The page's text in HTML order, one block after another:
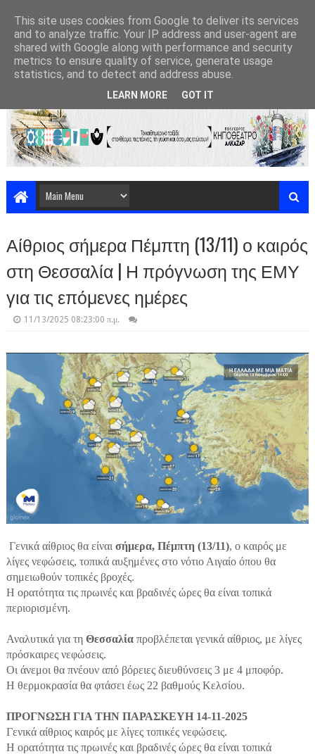
Αίθριος σήμερα Πέμπτη (13/11) ο καιρός
στη Θεσσαλία | Η πρόγνωση της ΕΜΥ
για τις επόμενες ημέρες
11/13/2025 08:23:00 π.μ.
Γενικά αίθριος θα είναι σήμερα, Πέμπτη (13/11), ο καιρός με
λίγες νεφώσεις, τοπικά αυξημένες στο νότιο Αιγαίο όπου θα
σημειωθούν τοπικές βροχές.
Η ορατότητα τις πρωινές και βραδινές ώρες θα είναι τοπικά
περιορισμένη.
Αναλυτικά για τη Θεσσαλία προβλέπεται γενικά αίθριος, με λίγες
πρόσκαιρες νεφώσεις.
Οι άνεμοι θα πνέουν από βόρειες διευθύνσεις 3 με 4 μποφόρ.
Η θερμοκρασία θα φτάσει έως 22 βαθμούς Κελσίου.
ΠΡΟΓΝΩΣΗ ΓΙΑ THΝ ΠΑΡΑΣΚΕΥΗ 14-11-2025
Γενικά αίθριος καιρός με λίγες τοπικές νεφώσεις.
Η ορατότητα τις πρωινές και βραδινές ώρες θα είναι τοπικά
This site uses cookies from Google to deliver its services
and to analyze traffic. Your IP address and user-agent are
shared with Google along with performance and security
metrics to ensure quality of service, generate usage
statistics, and to detect and address abuse.
LEARN MORE GOT IT